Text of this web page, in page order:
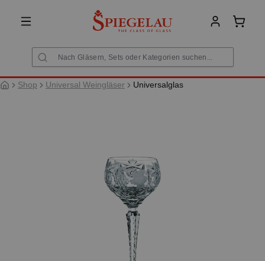
springen
Shop Universal Weingläser Universalglas